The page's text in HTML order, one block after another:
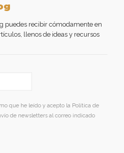
puedes recibir cómodamente en
llenos de ideas y recursos
que he leído y acepto la Política de
de newsletters al correo indicado